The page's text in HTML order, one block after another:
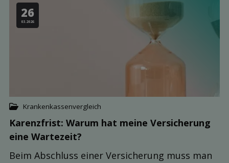
26
03.2026
Krankenkassenvergleich
Karenzfrist: Warum hat meine Ver­sicherung
eine Warte­zeit?
Beim Abschluss einer Versicherung muss man